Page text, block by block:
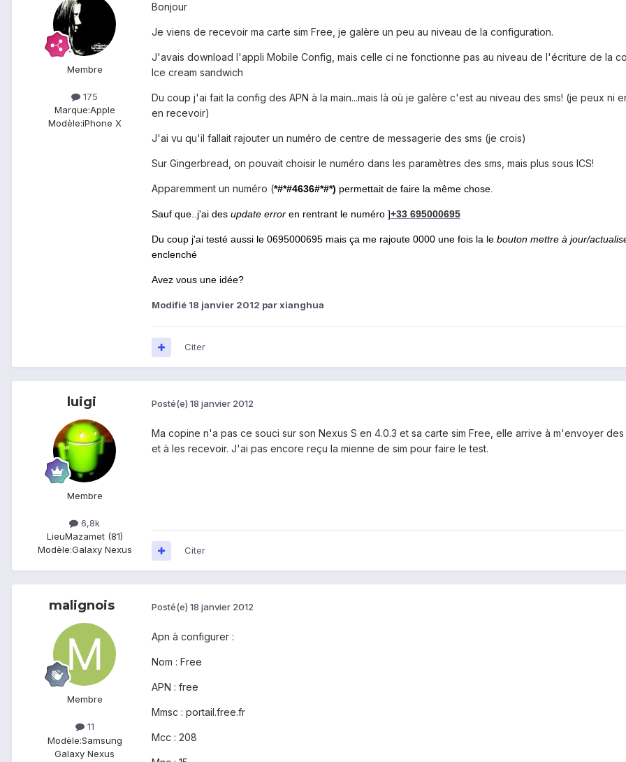
Membre
175
Marque:Apple
Modèle:iPhone X
Bonjour
Je viens de recevoir ma carte sim Free, je galère un peu au niveau de la configuration.
J'avais download l'appli Mobile Config, mais celle ci ne fonctionne pas au niveau de l'écriture de la
Ice cream sandwich
Du coup j'ai fait la config des APN à la main...mais là où je galère c'est au niveau des sms! (je peux ni
en recevoir)
J'ai vu qu'il fallait rajouter un numéro de centre de messagerie des sms (je crois)
Sur Gingerbread, on pouvait choisir le numéro dans les paramètres des sms, mais plus sous ICS!
Apparemment un numéro (*#*#4636#*#*) permettait de faire la même chose.
Sauf que..j'ai des update error en rentrant le numéro ]+33 695000695
Du coup j'ai testé aussi le 0695000695 mais ça me rajoute 0000 une fois la le bouton mettre à jour/
enclenché
Avez vous une idée?
Modifié 18 janvier 2012 par xianghua
Citer
luigi
Membre
6,8k
LieuMazamet (81)
Modèle:Galaxy Nexus
Posté(e) 18 janvier 2012
Ma copine n'a pas ce souci sur son Nexus S en 4.0.3 et sa carte sim Free, elle arrive à m'envoyer des
et à les recevoir. J'ai pas encore reçu la mienne de sim pour faire le test.
Citer
malignois
Membre
11
Modèle:Samsung
Galaxy Nexus
Posté(e) 18 janvier 2012
Apn à configurer :
Nom : Free
APN : free
Mmsc : portail.free.fr
Mcc : 208